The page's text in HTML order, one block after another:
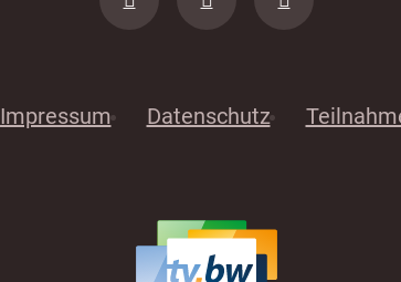
Impressum Datenschutz